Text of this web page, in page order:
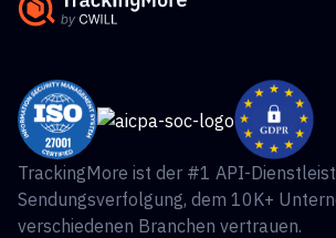
TrackingMore ist der #1 API-
Sendungsverfolgung, dem 10K+
verschiedenen Branchen vertrauen.